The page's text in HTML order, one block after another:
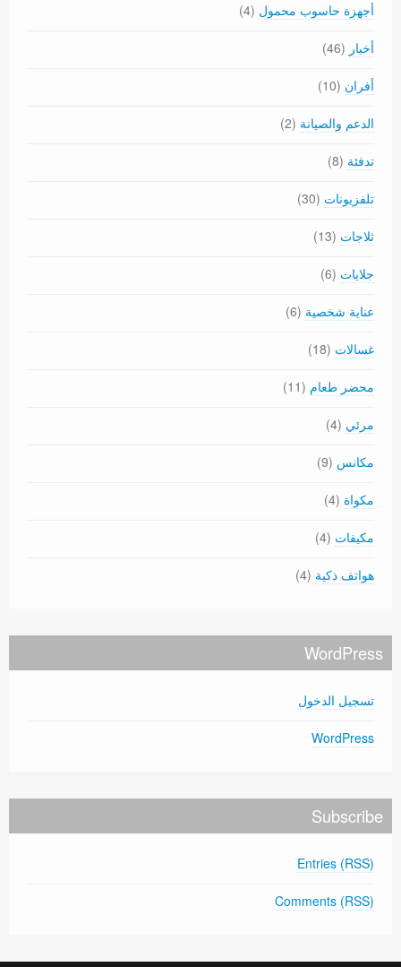
أجهزة حاسوب محمول (4)
أخبار (46)
أفران (10)
الدعم والصيانة (2)
تدفئة (8)
تلفزيونات (30)
ثلاجات (13)
جلايات (6)
عناية شخصية (6)
غسالات (18)
محضر طعام (11)
مرئي (4)
مكانس (9)
مكواة (4)
مكيفات (4)
هواتف ذكية (4)
WordPress
تسجيل الدخول
WordPress
Subscribe
Entries (RSS)
Comments (RSS)